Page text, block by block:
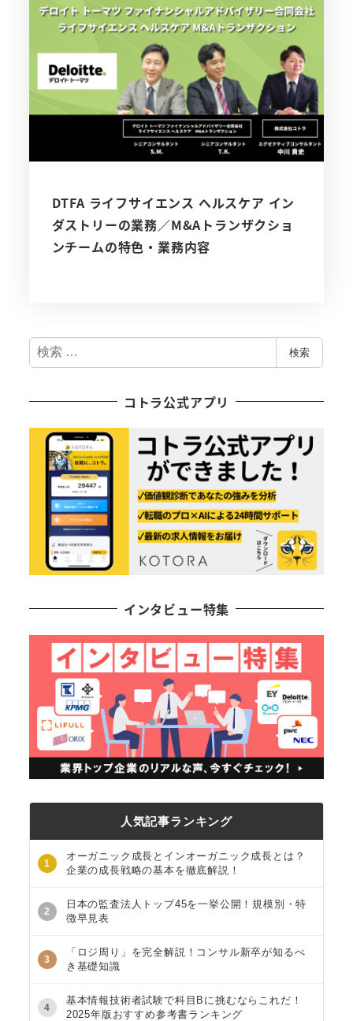
DTFA ライフサイエンス ヘルスケア イン
ダストリーの業務／M&Aトランザクショ
ンチームの特色・業務内容
検
索
検索
コトラ公式アプリ
インタビュー特集
人気記事ランキング
1
オーガニック成長とインオーガニック成長とは？
企業の成長戦略の基本を徹底解説！
2
日本の監査法人トップ45を一挙公開！規模別・特
徴早見表
3
「ロジ周り」を完全解説！コンサル新卒が知るべ
き基礎知識
4
基本情報技術者試験で科目Bに挑むならこれだ！
2025年版おすすめ参考書ランキング